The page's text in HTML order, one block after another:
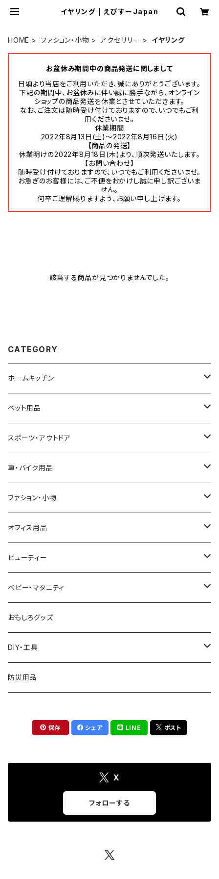
イヤリング | えびすーJapan
HOME ファション・小物 アクセサリー イヤリング
お盆休み期間中の商品発送に関しまして
日頃より当店をご利用いただき、誠にありがとうございます。
下記の期間中、お盆休みに伴い誠に勝手ながら、オンライン
ショップの商品発送を休業とさせていただきます。
なお、ご注文は随時受け付けておりますので、いつでもご利
用くださいませ。
休業期間
2022年8月13日(土)～2022年8月16日(火)
【商品の発送】
休業明けの2022年8月18日(木)より、順次発送いたします。
【お問い合わせ】
随時受け付けておりますので、いつでもご利用くださいませ。
お急ぎのお客様には、ご不便をおかけし誠に申し訳ございま
せん。
何卒ご理解賜りますよう、お願い申し上げます。
該当する商品が見つかりませんでした。
CATEGORY
ホームキッチン
ビーズクッション
ビーズクッション本体
カバー
ゲーミングチェア
テーブル
座椅子・ソファ
ゴミ箱・ゴミ袋スタンド
家電・電気
フットマッサージャー
掃除機
テレビ台・スタンド
加湿器
お風呂用品
椅子
扇風機
クリップ型
首掛け
収納用品
キッチン収納
掃除用品
ソープ・シャンプー用ディスペンサー
ペット用品
猫用品
キャットタワー・ハウス
水飲み器・餌やり器
犬用品
犬服
餌やり器
外出用品
キャリーバッグ
カーシート
お風呂用品
スポーツ・アウトドア
テント
野営用品
野営スタンド
ピクニックシート
バイク
ヘルメット
筋力トレーニング
アンクルウェイト
パンチング
車・バイク用品
車用シート
夏用シート
冬用シート
タイヤチェーン
自転車鍵
日除け用品
修理工具
ファション・小物
アクセサリーボックス
木製ケース
化粧品収納箱
化粧鏡
スーツケース
帽子
作業服
バッグ
ブラウス
アクセサリー
イヤリング
オフィス用品
モニターアーム
筆入れ
ビューティー
ヘアケア
DIY用品
ベビー・マタニティ
ベビーバス
トイレ用品
おもしろグッズ
DIY・工具
測定工具
害獣よけ用品
木材水分計
防災用品
保存 シェア LINE ポスト
X
フォローする